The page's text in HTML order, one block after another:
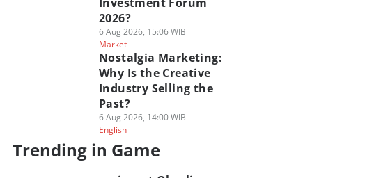
2026?
6 Aug 2026, 15:06 WIB
Market
Nostalgia Marketing:
Why Is the Creative
Industry Selling the
Past?
6 Aug 2026, 14:00 WIB
English
Trending in Game